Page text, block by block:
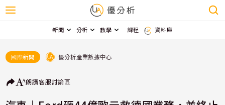
新聞 分析 教學 課程 資料庫
國際新聞 優分析產業數據中心
朗讀客服討論區